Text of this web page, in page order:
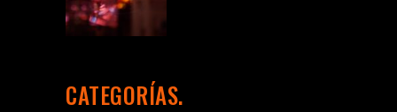
CATEGORÍAS